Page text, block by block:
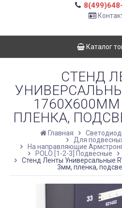
Каталог
СТЕНД
ПЛЕНКА,
Главная
Для
На направляющие
POLO [1-2-3] Подвесные
Стенд Ленты Универсальные
3мм, пленка,